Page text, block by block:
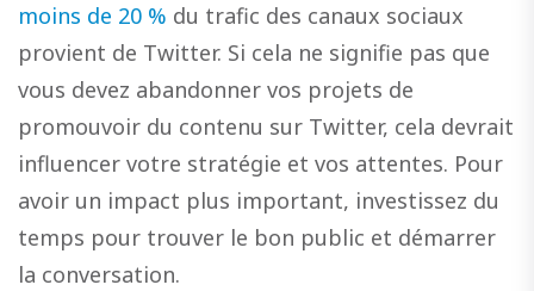
moins de 20 % du trafic des canaux sociaux
provient de Twitter. Si cela ne signifie pas que
vous devez abandonner vos projets de
promouvoir du contenu sur Twitter, cela devrait
influencer votre stratégie et vos attentes. Pour
avoir un impact plus important, investissez du
temps pour trouver le bon public et démarrer
la conversation.